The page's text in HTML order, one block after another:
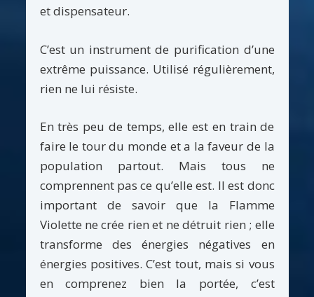
et dispensateur.
C’est un instrument de purification d’une
extrême puissance. Utilisé régulièrement,
rien ne lui résiste.
En très peu de temps, elle est en train de
faire le tour du monde et a la faveur de la
population partout. Mais tous ne
comprennent pas ce qu’elle est. Il est donc
important de savoir que la Flamme
Violette ne crée rien et ne détruit rien ; elle
transforme des énergies négatives en
énergies positives. C’est tout, mais si vous
en comprenez bien la portée, c’est